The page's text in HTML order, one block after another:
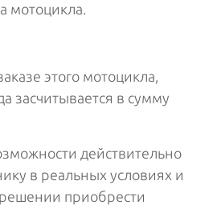
мотоцикла.
этого мотоцикла,
засчитывается в сумму
действительно
в реальных условиях и
приобрести